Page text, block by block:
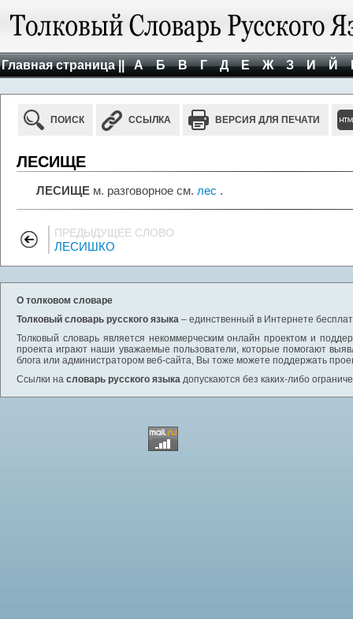
Главная страница || А Б В Г Д Е Ж З И Й
ПОИСК ССЫЛКА ВЕРСИЯ ДЛЯ ПЕЧАТИ
ЛЕСИЩЕ
ЛЕСИЩЕ м. разговорное см. лес .
ПРЕДЫДУЩЕЕ СЛОВО
ЛЕСИШКО
О толковом словаре
Толковый словарь русского языка – единственный в Интернете
Толковый словарь является некоммерческим онлайн проектом и
проекта играют наши уважаемые пользователи, которые помогают
блога или администратором веб-сайта, Вы тоже можете поддержать
Ссылки на словарь русского языка допускаются без каких-либо